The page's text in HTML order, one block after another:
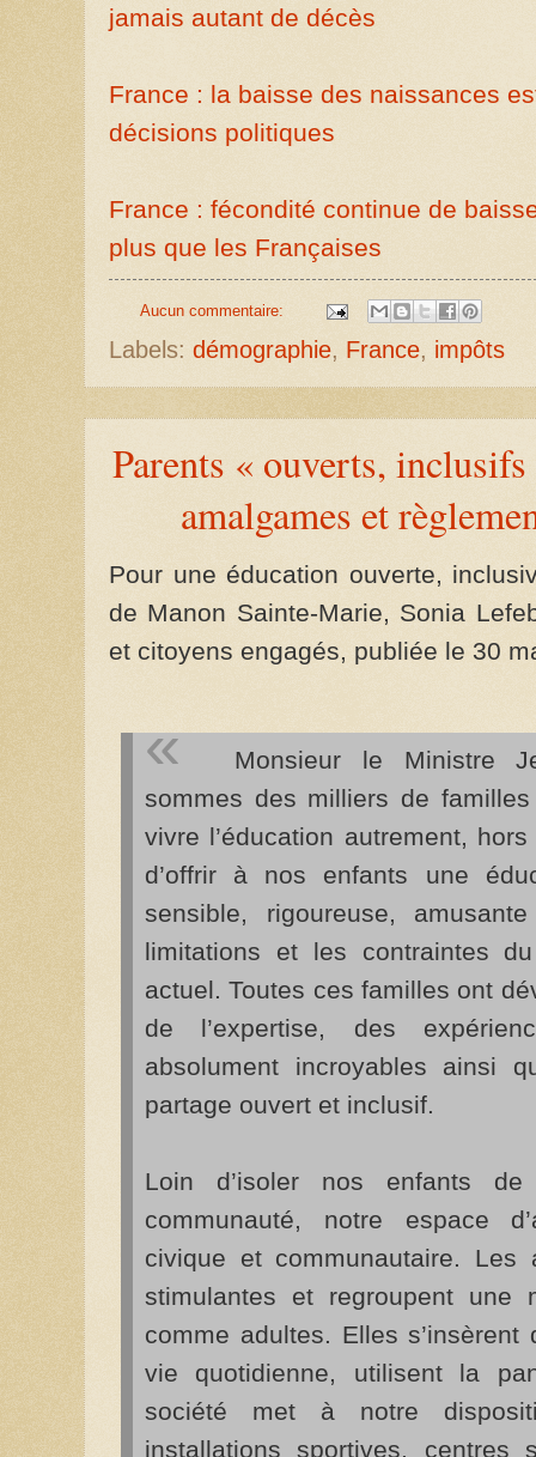
jamais autant de décès
France : la baisse des naissances
décisions politiques
France : fécondité continue de
plus que les Françaises
Aucun commentaire:
Labels: démographie, France, impôts
Parents « ouverts,
amalgames et
Pour une éducation ouverte,
de Manon Sainte-Marie, Sonia
et citoyens engagés, publiée le 30
Monsieur le Ministre
sommes des milliers de
vivre l’éducation autrement,
d’offrir à nos enfants une
sensible, rigoureuse,
limitations et les contraintes
actuel. Toutes ces familles ont
de l’expertise, des
absolument incroyables ainsi
partage ouvert et inclusif.
Loin d’isoler nos enfants
communauté, notre espace
civique et communautaire. Les
stimulantes et regroupent une
comme adultes. Elles
vie quotidienne, utilisent la
société met à notre
installations sportives, centres